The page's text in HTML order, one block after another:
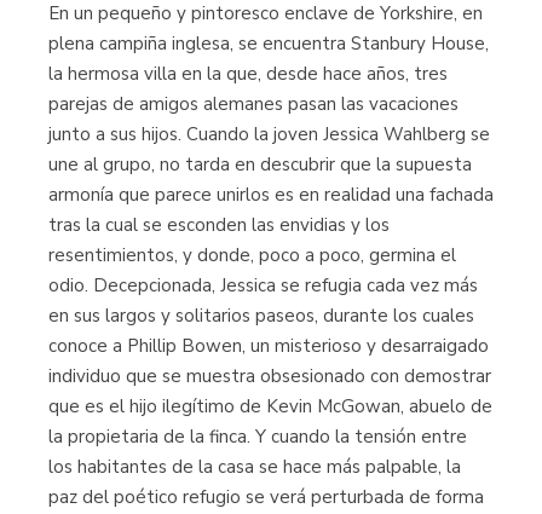
En un pequeño y pintoresco enclave de Yorkshire, en
plena campiña inglesa, se encuentra Stanbury House,
la hermosa villa en la que, desde hace años, tres
parejas de amigos alemanes pasan las vacaciones
junto a sus hijos. Cuando la joven Jessica Wahlberg se
une al grupo, no tarda en descubrir que la supuesta
armonía que parece unirlos es en realidad una fachada
tras la cual se esconden las envidias y los
resentimientos, y donde, poco a poco, germina el
odio. Decepcionada, Jessica se refugia cada vez más
en sus largos y solitarios paseos, durante los cuales
conoce a Phillip Bowen, un misterioso y desarraigado
individuo que se muestra obsesionado con demostrar
que es el hijo ilegítimo de Kevin McGowan, abuelo de
la propietaria de la finca. Y cuando la tensión entre
los habitantes de la casa se hace más palpable, la
paz del poético refugio se verá perturbada de forma